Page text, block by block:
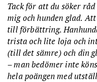
Tack för att du söker
mig och hunden glad.
till förbättring.
trista och lite loja och
(till det sämre) och din
– man bedömer inte
hela poängen med